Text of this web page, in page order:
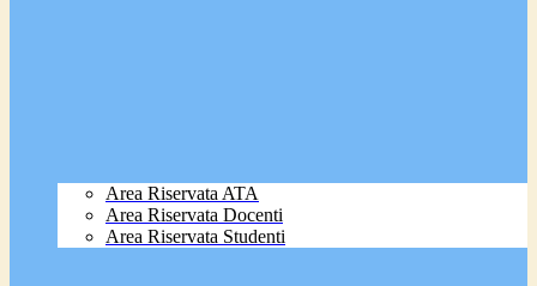
Area Riservata ATA
Area Riservata Docenti
Area Riservata Studenti